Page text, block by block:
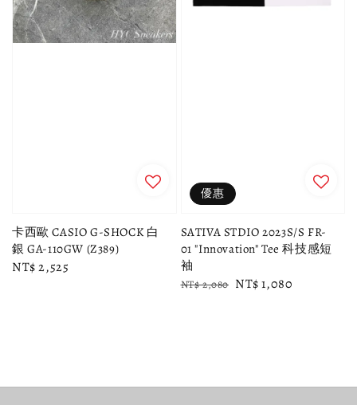
卡西歐 CASIO G-SHOCK 白
銀 GA-110GW (Z389)
Regular
NT$ 2,525
優惠
SATIVA STDIO 2023S/S FR-
01 "Innovation" Tee 科技感短
袖
Regular
NT$ 2,080 Sale
NT$ 1,080